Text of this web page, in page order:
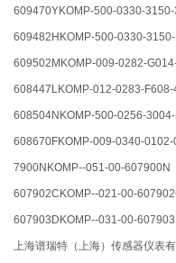
609470YKOMP-500-0330-
609482HKOMP-500-0330-
609502MKOMP-009-0282-
608447LKOMP-012-0283-F608-
608504NKOMP-500-0256-
608670FKOMP-009-0340-
7900NKOMP--051-00-607900N
607902CKOMP--021-00-
607903DKOMP--031-00-
上海谱瑞特（上海）传感器仪表